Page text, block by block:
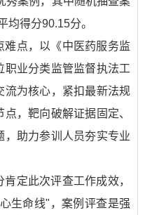
均得分90.15分。
点，以《中医药服务监
业分类监管监督执法工
流为核心，紧扣最新法规
，靶向破解证据固定、
助力参训人员夯实专业
定此次评查工作成效，
生命线"，案例评查是强